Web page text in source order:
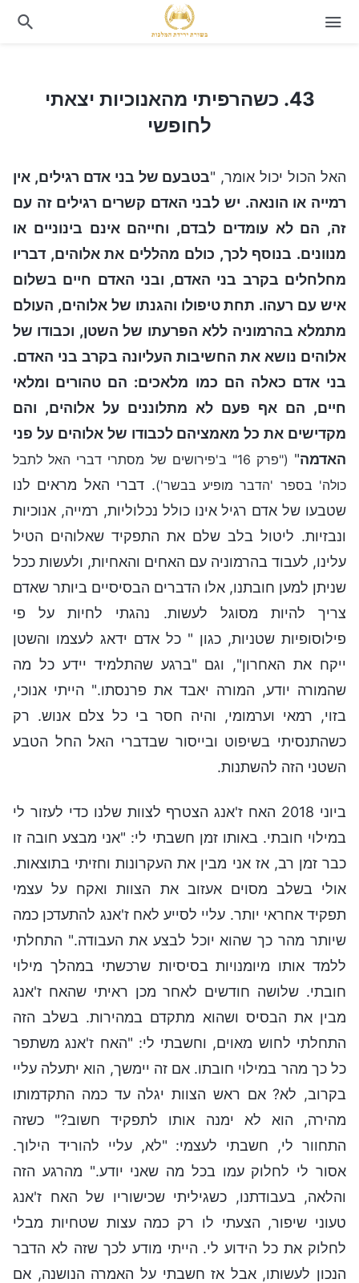
43. כשהרפיתי מהאנוכיות יצאתי לחופשי
43. כשהרפיתי מהאנוכיות יצאתי
לחופשי
האל הכול יכול אומר, "בטבעם של בני אדם רגילים, אין
רמייה או הונאה. יש לבני האדם קשרים רגילים זה עם
זה, הם לא עומדים לבדם, וחייהם אינם בינוניים או
מנוונים. בנוסף לכך, כולם מהללים את אלוהים, דבריו
מחלחלים בקרב בני האדם, ובני האדם חיים בשלום
איש עם רעהו. תחת טיפולו והגנתו של אלוהים, העולם
מתמלא בהרמוניה ללא הפרעתו של השטן, וכבודו של
אלוהים נושא את החשיבות העליונה בקרב בני האדם.
בני אדם כאלה הם כמו מלאכים: הם טהורים ומלאי
חיים, הם אף פעם לא מתלוננים על אלוהים, והם
מקדישים את כל מאמציהם לכבודו של אלוהים על פני
האדמה"
("פרק 16" ב'פירושים של מסתרי דברי האל לתבל
כולה' בספר 'הדבר מופיע בבשר'). דברי האל מראים לנו
שטבעו של אדם רגיל אינו כולל נכלוליות, רמייה, אנוכיות
ונבזיות. ליטול בלב שלם את התפקיד שאלוהים הטיל
עלינו, לעבוד בהרמוניה עם האחים והאחיות, ולעשות ככל
שניתן למען חובתנו, אלו הדברים הבסיסיים ביותר שאדם
צריך להיות מסוגל לעשות. נהגתי לחיות על פי
פילוסופיות שטניות, כגון " כל אדם ידאג לעצמו והשטן
ייקח את האחרון", וגם "ברגע שהתלמיד יידע כל מה
שהמורה יודע, המורה יאבד את פרנסתו." הייתי אנוכי,
בזוי, רמאי וערמומי, והיה חסר בי כל צלם אנוש. רק
כשהתנסיתי בשיפוט ובייסור שבדברי האל החל הטבע
השטני הזה להשתנות.
ביוני 2018 האח ז'אנג הצטרף לצוות שלנו כדי לעזור לי
במילוי חובתי. באותו זמן חשבתי לי: "אני מבצע חובה זו
כבר זמן רב, אז אני מבין את העקרונות וחזיתי בתוצאות.
אולי בשלב מסוים אעזוב את הצוות ואקח על עצמי
תפקיד אחראי יותר. עליי לסייע לאח ז'אנג להתעדכן כמה
שיותר מהר כך שהוא יוכל לבצע את העבודה." התחלתי
ללמד אותו מיומנויות בסיסיות שרכשתי במהלך מילוי
חובתי. שלושה חודשים לאחר מכן ראיתי שהאח ז'אנג
מבין את הבסיס ושהוא מתקדם במהירות. בשלב הזה
התחלתי לחוש מאוים, וחשבתי לי: "האח ז'אנג משתפר
כל כך מהר במילוי חובתו. אם זה יימשך, הוא יתעלה עליי
בקרוב, לא? אם ראש הצוות יגלה עד כמה התקדמותו
מהירה, הוא לא ימנה אותו לתפקיד חשוב?" כשזה
התחוור לי, חשבתי לעצמי: "לא, עליי להוריד הילוך.
אסור לי לחלוק עמו בכל מה שאני יודע." מהרגע הזה
והלאה, בעבודתנו, כשגיליתי שכישוריו של האח ז'אנג
טעוני שיפור, הצעתי לו רק כמה עצות שטחיות מבלי
לחלוק את כל הידוע לי. הייתי מודע לכך שזה לא הדבר
הנכון לעשותו, אבל אז חשבתי על האמרה הנושנה, אם